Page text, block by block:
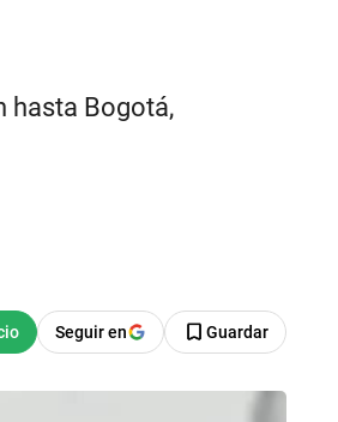
hasta Bogotá,
Seguir en Guardar